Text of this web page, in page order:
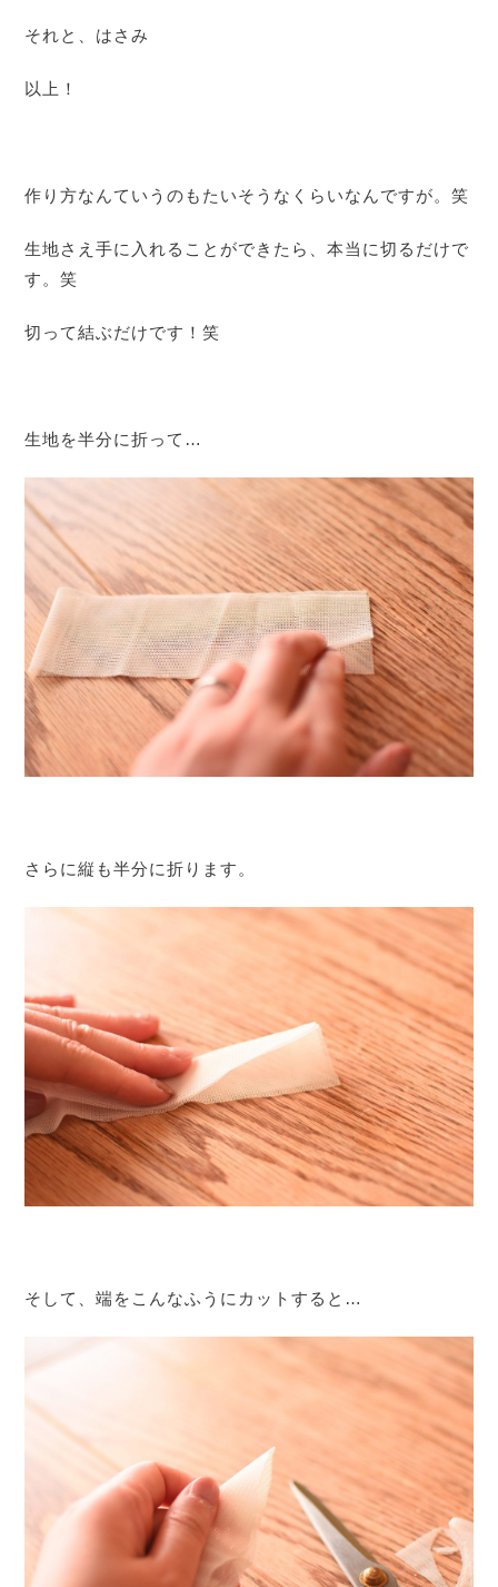
それと、はさみ
以上！
作り方なんていうのもたいそうなくらいなんですが。笑
生地さえ手に入れることができたら、本当に切るだけで
す。笑
切って結ぶだけです！笑
生地を半分に折って…
さらに縦も半分に折ります。
そして、端をこんなふうにカットすると…